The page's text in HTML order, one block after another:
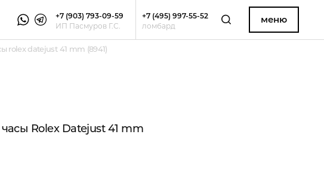
+7 (903) 793-09-59
ИП Пасмуров Г.С.
+7 (495) 997-55-52
ломбард
меню
rolex datejust 41 mm (8941)
Rolex Datejust 41 mm